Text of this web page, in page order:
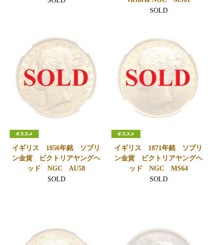
SOLD
イギリス 1856年銘 ソブリ
ン金貨 ビクトリアヤングヘ
ッド NGC AU58
SOLD
イギリス 1871年銘 ソブリ
ン金貨 ビクトリアヤングヘ
ッド NGC MS64
SOLD